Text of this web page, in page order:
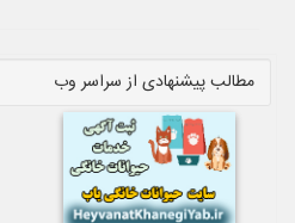
مطالب پیشنهادی از سراسر وب